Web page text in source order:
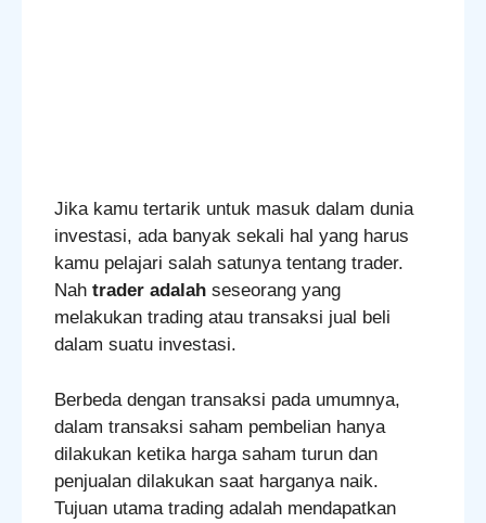
Jika kamu tertarik untuk masuk dalam dunia
investasi, ada banyak sekali hal yang harus
kamu pelajari salah satunya tentang trader.
Nah trader adalah seseorang yang
melakukan trading atau transaksi jual beli
dalam suatu investasi.
Berbeda dengan transaksi pada umumnya,
dalam transaksi saham pembelian hanya
dilakukan ketika harga saham turun dan
penjualan dilakukan saat harganya naik.
Tujuan utama trading adalah mendapatkan